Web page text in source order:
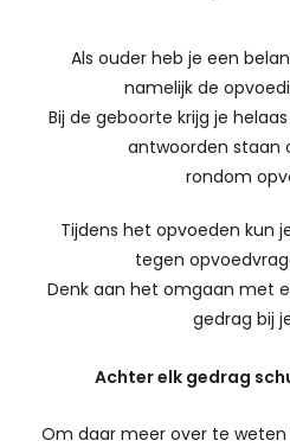
Als ouder heb je een
namelijk de
Bij de geboorte krijg je
antwoorden staan
rondom
Tijdens het opvoeden kun
tegen
Denk aan het omgaan met
gedrag bij
Achter elk gedrag
Om daar meer over te